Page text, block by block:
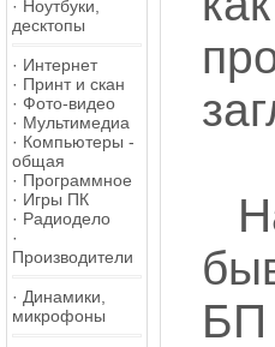
· Ноутбуки,
десктопы
· Интернет
· Принт и скан
· Фото-видео
· Мультимедиа
· Компьютеры -
общая
· Программное
· Игры ПК
· Радиодело
·
Производители
· Динамики,
микрофоны